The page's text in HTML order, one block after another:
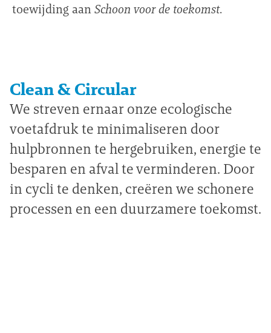
toewijding aan Schoon voor de toekomst.
Clean & Circular
We streven ernaar onze ecologische
voetafdruk te minimaliseren door
hulpbronnen te hergebruiken, energie te
besparen en afval te verminderen. Door
in cycli te denken, creëren we schonere
processen en een duurzamere toekomst.